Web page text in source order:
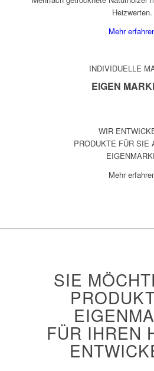
Heizwerten.
Mehr
INDIVIDUELLE
EIGEN
WIR
PRODUKTE FÜR SIE
Mehr
SIE
FÜR IHREN